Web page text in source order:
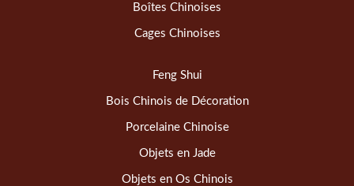
Boîtes Chinoises
Cages Chinoises
Feng Shui
Bois Chinois de Décoration
Porcelaine Chinoise
Objets en Jade
Objets en Os Chinois